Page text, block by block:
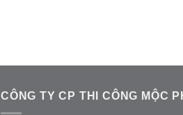
CÔNG TY CP THI CÔNG MỘC